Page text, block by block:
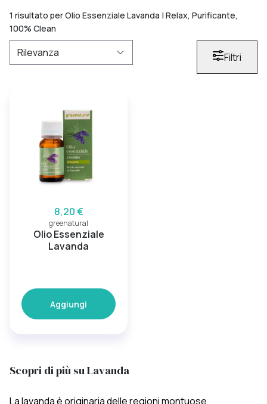
1 risultato per Olio Essenziale Lavanda | Relax, Purificante,
100% Clean
Filtri
8,20 €
greenatural
Olio Essenziale
Lavanda
Aggiungi
Scopri di più su Lavanda
La lavanda è originaria delle regioni montuose